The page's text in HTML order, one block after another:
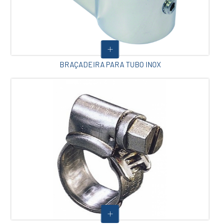
BRAÇADEIRA PARA TUBO INOX